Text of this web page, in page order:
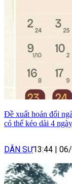
Đề xuất hoán đổi
có thể kéo dài 4 ngày
DÂN SỰ13:44